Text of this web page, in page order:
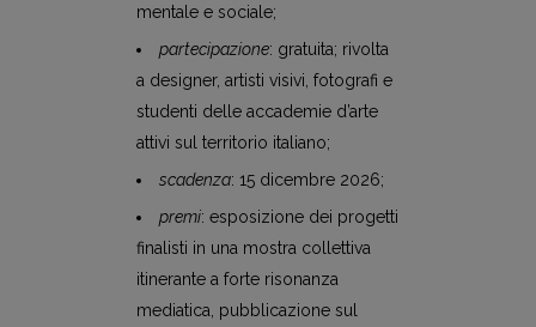
mentale e sociale;
partecipazione: gratuita; rivolta
a designer, artisti visivi, fotografi e
studenti delle accademie d’arte
attivi sul territorio italiano;
scadenza: 15 dicembre 2026;
premi: esposizione dei progetti
finalisti in una mostra collettiva
itinerante a forte risonanza
mediatica, pubblicazione sul